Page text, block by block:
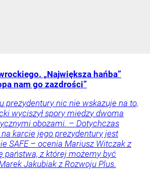
„Największa hańba”
nam go zazdrości”
prezydentury nic nie wskazuje na to,
wyciszył spory między dwoma
obozami. – Dotychczas
karcie jego prezydentury jest
SAFE – ocenia Mariusz Witczak z
państwa, z której możemy być
Jakubiak z Rozwoju Plus.